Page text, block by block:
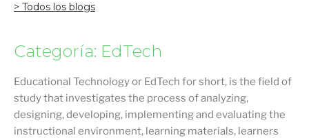
> Todos los blogs
Categoría: EdTech
Educational Technology or EdTech for short, is the field of
study that investigates the process of analyzing,
designing, developing, implementing and evaluating the
instructional environment, learning materials, learners